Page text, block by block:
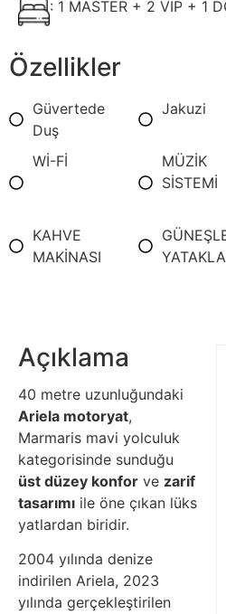
: 1 MASTER + 2 VIP + 1
Özellikler
Güvertede
Duş
Jakuzi
Wİ-Fİ
MÜZİK
SİSTEMİ
KAHVE
MAKİNASI
Açıklama
40 metre uzunluğundaki
Ariela motoryat,
Marmaris mavi yolculuk
kategorisinde sunduğu
üst düzey konfor ve zarif
tasarımı ile öne çıkan lüks
yatlardan biridir.
2004 yılında denize
indirilen Ariela, 2023
yılında gerçekleştirilen